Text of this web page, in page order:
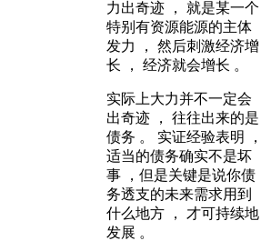
力出奇迹 ， 就是某一个
特别有资源能源的主体
发力 ， 然后刺激经济增
长 ， 经济就会增长 。
实际上大力并不一定会
出奇迹 ， 往往出来的是
债务 。 实证经验表明 ，
适当的债务确实不是坏
事 ，但是关键是说你债
务透支的未来需求用到
什么地方 ， 才可持续地
发展 。